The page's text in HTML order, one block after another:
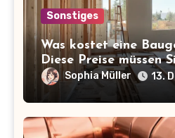
Sonstiges
Was kostet eine
Diese Preise müssen
Sophia Müller 13.